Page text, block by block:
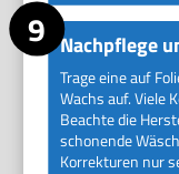
Nachpflege
Trage eine auf
Wachs auf. Viele
Beachte die
schonende
Korrekturen nur